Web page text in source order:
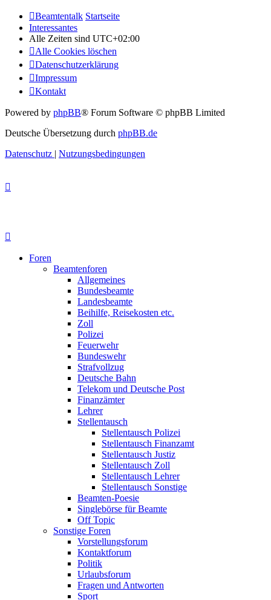
Beamtentalk Startseite
Interessantes
Alle Zeiten sind UTC+02:00
Alle Cookies löschen
Datenschutzerklärung
Impressum
Kontakt
Powered by phpBB® Forum Software © phpBB Limited
Deutsche Übersetzung durch phpBB.de
Datenschutz | Nutzungsbedingungen
Foren
Beamtenforen
Allgemeines
Bundesbeamte
Landesbeamte
Beihilfe, Reisekosten etc.
Zoll
Polizei
Feuerwehr
Bundeswehr
Strafvollzug
Deutsche Bahn
Telekom und Deutsche Post
Finanzämter
Lehrer
Stellentausch
Stellentausch Polizei
Stellentausch Finanzamt
Stellentausch Justiz
Stellentausch Zoll
Stellentausch Lehrer
Stellentausch Sonstige
Beamten-Poesie
Singlebörse für Beamte
Off Topic
Sonstige Foren
Vorstellungsforum
Kontaktforum
Politik
Urlaubsforum
Fragen und Antworten
Sport